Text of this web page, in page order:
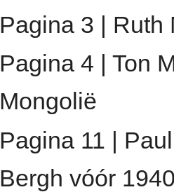
Pagina 3 | Ruth
Pagina 4 | Ton
Mongolië
Pagina 11 |
Bergh vóór